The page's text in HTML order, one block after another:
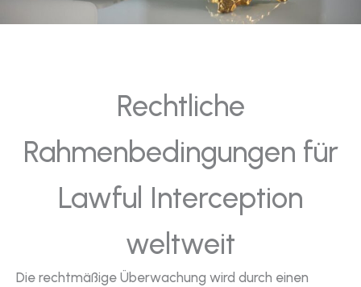
Rechtliche
Rahmenbedingungen für
Lawful Interception
weltweit
Die rechtmäßige Überwachung wird durch einen